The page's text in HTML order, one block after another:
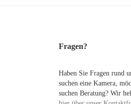
Fragen?
Haben Sie Fragen rund
suchen eine Kamera,
suchen Beratung? Wir